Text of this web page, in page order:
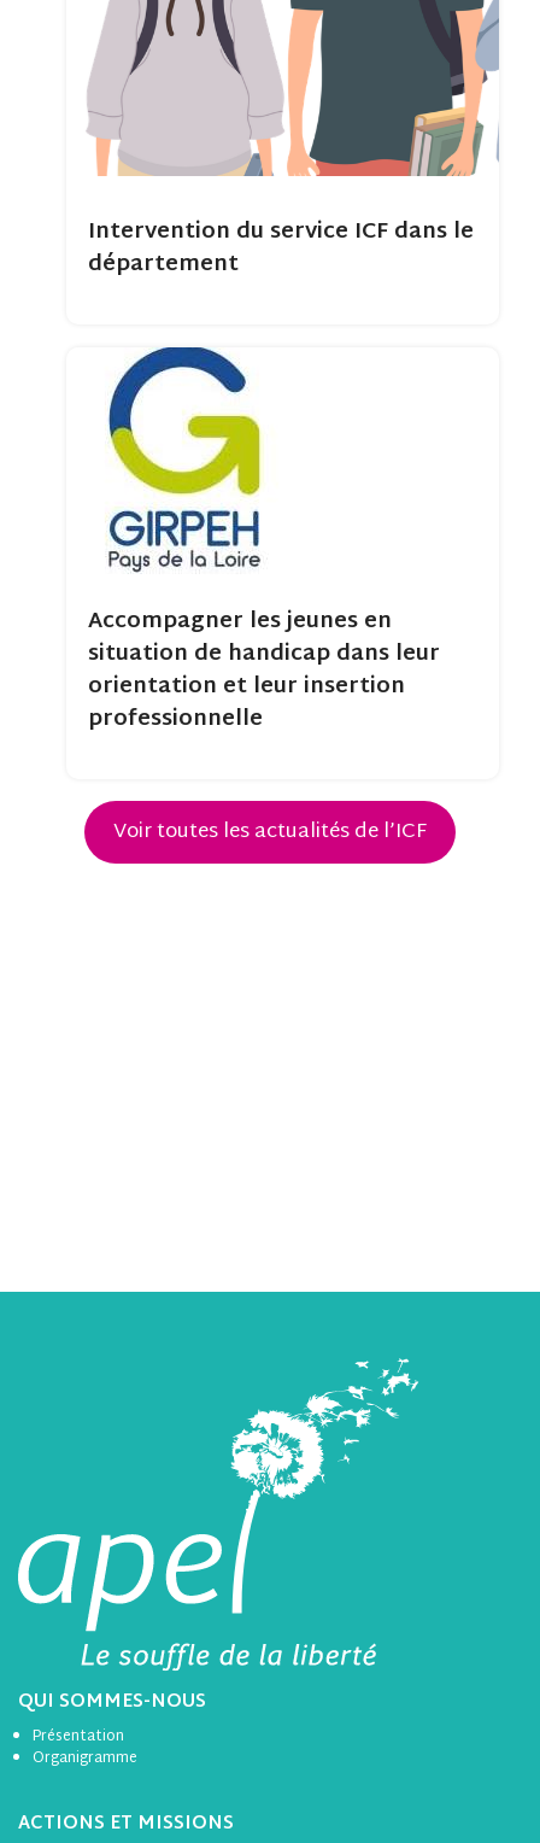
Intervention du service ICF dans le
département
Accompagner les jeunes en
situation de handicap dans leur
orientation et leur insertion
professionnelle
Voir toutes les actualités de l’ICF
QUI SOMMES-NOUS
Présentation
Organigramme
ACTIONS ET MISSIONS